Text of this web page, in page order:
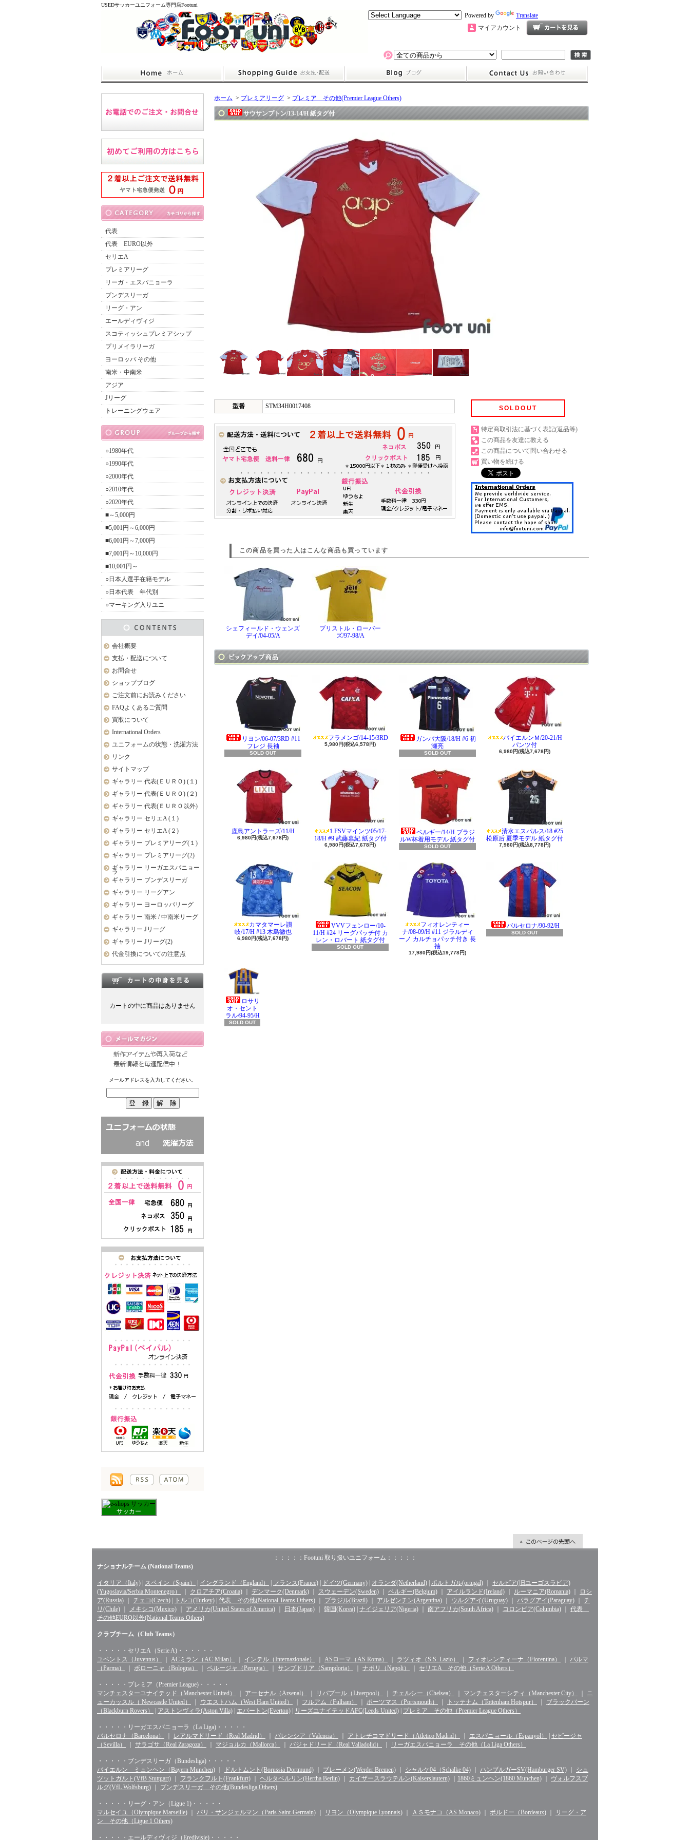
USEDサッカーユニフォーム専門店Footuni
Powered by
Translate
マイアカウント
代表
代表 EURO以外
セリエA
プレミアリーグ
リーガ・エスパニョーラ
ブンデスリーガ
リーグ・アン
エールディヴィジ
スコティッシュプレミアシップ
プリメイラリーガ
ヨーロッパ その他
南米・中南米
アジア
Jリーグ
トレーニングウェア
○1980年代
○1990年代
○2000年代
○2010年代
○2020年代
■～5,000円
■5,001円～6,000円
■6,001円～7,000円
■7,001円～10,000円
■10,001円～
○日本人選手在籍モデル
○日本代表 年代別
○マーキング入りユニ
会社概要
支払・配送について
お問合せ
ショップブログ
ご注文前にお読みください
FAQよくあるご質問
買取について
International Orders
ユニフォームの状態・洗濯方法
リンク
サイトマップ
ギャラリー 代表(ＥＵＲＯ) (１)
ギャラリー 代表(ＥＵＲＯ) (２)
ギャラリー 代表(ＥＵＲＯ以外)
ギャラリー セリエA (１)
ギャラリー セリエA (２)
ギャラリー プレミアリーグ(１)
ギャラリー プレミアリーグ(2)
ギャラリー リーガエスパニョー
ラ
ギャラリー ブンデスリーガ
ギャラリー リーグアン
ギャラリー ヨーロッパリーグ
ギャラリー 南米 / 中南米リーグ
ギャラリー Jリーグ
ギャラリー Jリーグ(2)
代金引換についての注意点
カートの中に商品はありません
メールアドレスを入力してください。
サッカー
ホーム > プレミアリーグ > プレミア その他(Premier League Others)
サウサンプトン/13-14/H 紙タグ付
型番 STM34H0017408 SOLDOUT
特定商取引法に基づく表記(返品等)
この商品を友達に教える
この商品について問い合わせる
買い物を続ける
この商品を買った人はこんな商品も買っています
シェフィールド・ウェンズ
デイ/04-05/A
ブリストル・ローバー
ズ/97-98/A
リヨン/06-07/3RD #11
フレジ 長袖
SOLD OUT
フラメンゴ/14-15/3RD
5,980円(税込6,578円)
ガンバ大阪/18/H #6 初
瀬亮
SOLD OUT
バイエルンＭ/20-21/H
パンツ付
6,980円(税込7,678円)
鹿島アントラーズ/11/H
6,980円(税込7,678円)
1.FSVマインツ05/17-
18/H #9 武藤嘉紀 紙タグ付
6,980円(税込7,678円)
ベルギー/14/H ブラジ
ルW杯着用モデル 紙タグ付
SOLD OUT
清水エスパルス/18 #25
松原后 夏季モデル 紙タグ付
7,980円(税込8,778円)
カマタマーレ讃
岐/17/H #13 木島徹也
6,980円(税込7,678円)
VVVフェンロー/10-
11/H #24 リーグパッチ付 カ
レン・ロバート 紙タグ付
SOLD OUT
フィオレンティー
ナ/08-09/H #11 ジラルディ
ーノ カルチョパッチ付き 長
袖
17,980円(税込19,778円)
バルセロナ/90-92/H
SOLD OUT
ロサリ
オ・セント
ラル/94-95/H
SOLD OUT
：：：：：Footuni 取り扱いユニフォーム：：：：：
ナショナルチーム (National Teams)
イタリア（Italy) スペイン（Spain） イングランド（England） フランス(France) ドイツ(Germany) オランダ(Netherland) ポルトガル(ortugal)
セルビア(旧ユーゴスラビア)
(Yugoslavia/Serbia Montenegro）
クロアチア(Croatia) デンマーク(Denmark) スウェーデン(Sweden) ベルギー(Belgium) アイルランド(Ireland) ルーマニア(Romania)
ロシ
ア(Russia)
チェコ(Czech) トルコ(Turkey) 代表 その他(National Teams Others) ブラジル(Brazil) アルゼンチン(Argentina) ウルグアイ(Uruguay) パラグアイ(Paraguay)
チ
リ(Chile)
メキシコ(Mexico) アメリカ(United States of America) 日本(Japan) 韓国(Korea) ナイジェリア(Nigeria) 南アフリカ(South Africa) コロンビア(Columbia)
代表
その他EURO以外(National Teams Others)
クラブチーム（Club Teams）
・・・・・セリエA（Serie A)・・・・・・
ユベントス（Juventus）
ACミラン（AC Milan） インテル（Internazionale） ASローマ（AS Roma） ラツィオ（S.S. Lazio） フィオレンティーナ（Fiorentina）
パルマ
（Parma）
ボローニャ（Bologna） ペルージャ（Perugia） サンプドリア（Sampdoria） ナポリ（Napoli） セリエA その他（Serie A Others）
・・・・・プレミア（Premier League)・・・・・
マンチェスターユナイテッド（Manchester United）
アーセナル（Arsenal） リバプール（Liverpool） チェルシー（Chelsea） マンチェスターシティ（Manchester City）
ニ
ューカッスル（ Newcastle United）
ウエストハム（West Ham United） フルアム（Fulham） ポーツマス（Portsmouth） トッテナム（Tottenham Hotspur）
ブラックバーン
（Blackburn Rovers）
アストンヴィラ(Aston Villa) エバートン(Everton) リーズユナイテッドAFC(Leeds United) プレミア その他（Premier League Others）
・・・・・リーガエスパニョーラ（La Liga)・・・・・
バルセロナ（Barcelona）
レアルマドリード（Real Madrid） バレンシア（Valencia） アトレチコマドリード（Atletico Madrid） エスパニョール（Espanyol）
セビージャ
（Sevilla）
サラゴサ（Real Zaragoza） マジョルカ（Mallorca） バジャドリード（Real Valladolid） リーガエスパニョーラ その他（La Liga Others）
・・・・・ブンデスリーガ（Bundesliga)・・・・・
バイエルン ミュンヘン（Bayern Munchen)
ドルトムント(Borussia Dortmund) ブレーメン(Werder Bremen) シャルケ04（Schalke 04) ハンブルガーSV(Hamburger SV)
シュ
ツットガルト(VfB Stuttgart)
フランクフルト(Frankfurt) ヘルタベルリン(Hertha Berlin) カイザースラウテルン(Kaiserslautern) 1860ミュンヘン(1860 Munchen)
ヴォルフスブ
ルグ(VfL Wolfsburg)
ブンデスリーガ その他(Bundesliga Others)
・・・・・リーグ・アン（Ligue 1)・・・・・
マルセイユ（Olympique Marseille)
パリ・サンジェルマン（Paris Saint-Germain) リヨン（Olympique Lyonnais) ＡＳモナコ（AS Monaco) ボルドー（Bordeaux)
リーグ・ア
ン その他（Ligue 1 Others)
・・・・・エールディヴィジ（Eredivisie)・・・・・